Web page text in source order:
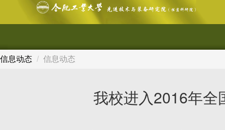
信息动态 信息动态
我校进入2016年全